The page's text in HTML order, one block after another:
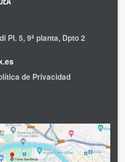
Pl. 5, 9ª planta, Dpto 2
de Privacidad